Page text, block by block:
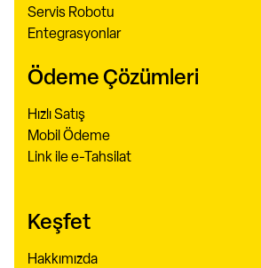
Servis Robotu
Entegrasyonlar
Ödeme Çözümleri
Hızlı Satış
Mobil Ödeme
Link ile e-Tahsilat
Keşfet
Hakkımızda